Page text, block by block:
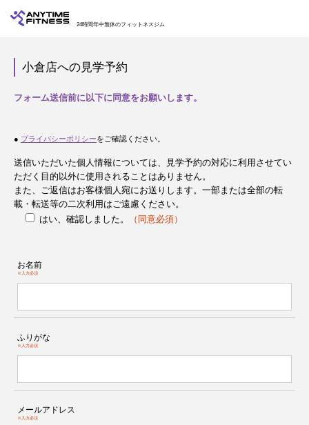
24時間年中無休のフィットネスジム
小倉店への見学予約
フォーム送信前に以下に同意をお願いします。
● プライバシーポリシーをご確認ください。
送信いただいた個人情報については、見学予約の対応に利用させてい
ただく目的以外に使用されることはありません。
また、ご返信はお客様個人宛にお送りします。一部または全部の転
載・転送等の二次利用はご遠慮ください。
はい、確認しました。
（同意必須）
お名前
※入力必須
ふりがな
※入力必須
メールアドレス
※入力必須